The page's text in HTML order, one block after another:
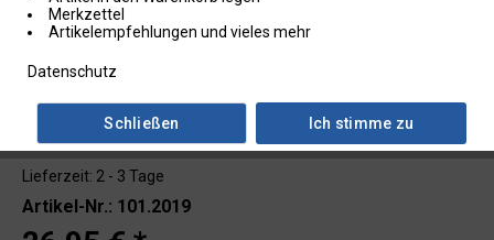
Lieferzeit: 2 - 3 Tage
Artikel-Nr.: 101.2019
Merkzettel
Artikelempfehlungen und vieles mehr
Datenschutz
Ich stimme zu
Schließen